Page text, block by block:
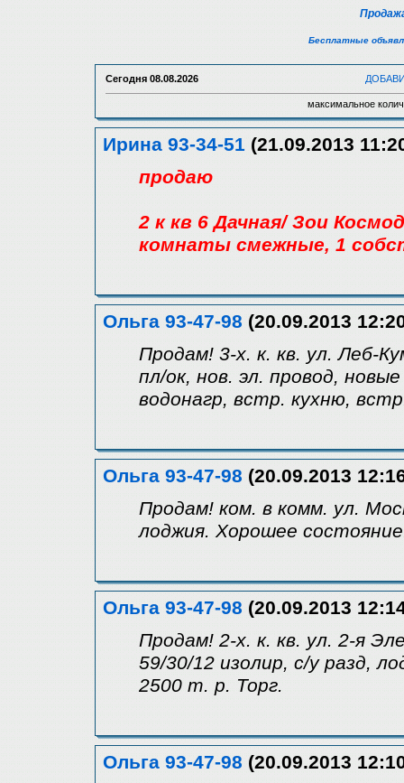
Бесплатные
Сегодня 08.08.2026
максимальное
Ирина 93-34-51 (21.09.2013
продаю
2 к кв 6 Дачная/ Зои
комнаты смежные, 1
Ольга 93-47-98 (20.09.2013
Продам! 3-х. к. кв. ул. Леб-
пл/ок, нов. эл. провод,
водонагр, встр. кухню,
Ольга 93-47-98 (20.09.2013
Продам! ком. в комм. ул.
лоджия. Хорошее
Ольга 93-47-98 (20.09.2013
Продам! 2-х. к. кв. ул. 2-я
59/30/12 изолир, с/у разд,
2500 т. р. Торг.
Ольга 93-47-98 (20.09.2013